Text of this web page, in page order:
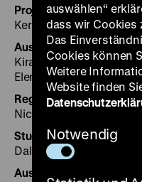
Projektassistenz
Kerstin Börner
Ausstellungsgestaltung
Kira Soltani Schirazi
Elena Lee,
Registrar
Nicole Schmidt
Studentische
Dalila Daut (Registrar),
Ausstellungsgrafik
auswählen“
dass wir Cookies
Das
Cookies können
Weitere
Website finden
Notwendig